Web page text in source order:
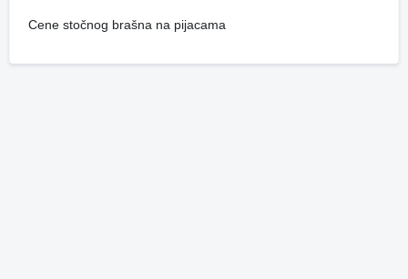
Cene stočnog brašna na pijacama